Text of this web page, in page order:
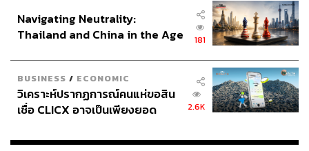
Navigating Neutrality:
Thailand and China in the Age
181
BUSINESS / ECONOMIC
วิเคราะห์ปรากฏการณ์คนแห่ขอสิน
เชื่อ CLICX อาจเป็นเพียงยอด
เรือนไทยที่ถูกซุกไว้
2.6K